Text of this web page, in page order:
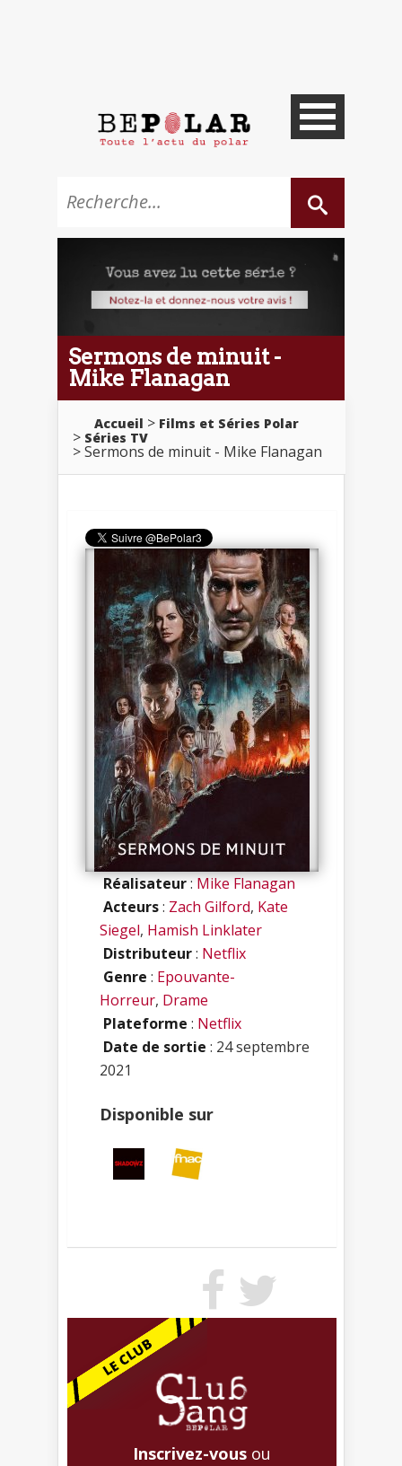
Sermons de minuit -
Mike Flanagan
Accueil
Films et Séries Polar
Séries TV
Sermons de minuit - Mike Flanagan
Réalisateur:Mike Flanagan
Acteurs: Zach Gilford, Kate
Siegel, Hamish Linklater
Distributeur: Netflix
Genre : Epouvante-
Horreur, Drame
Plateforme : Netflix
Date de sortie : 24 septembre
2021
Disponible sur
Inscrivez-vous ou